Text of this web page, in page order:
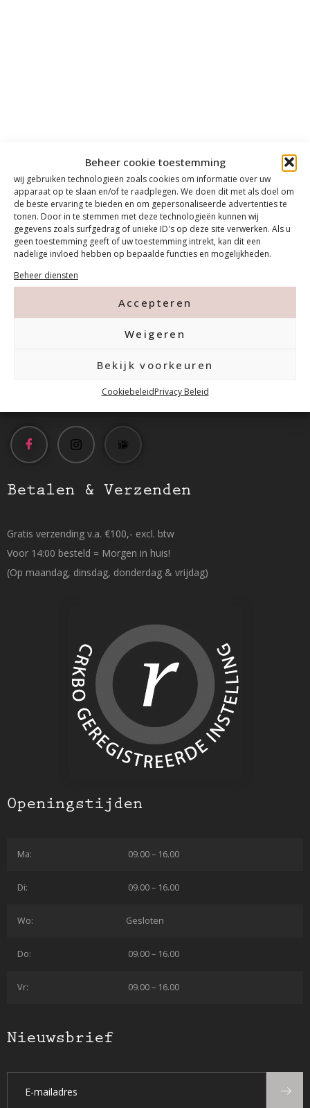
Beheer cookie toestemming
wij gebruiken technologieën zoals cookies om informatie over uw
apparaat op te slaan en/of te raadplegen. We doen dit met als doel om
de beste ervaring te bieden en om gepersonaliseerde advertenties te
tonen. Door in te stemmen met deze technologieën kunnen wij
gegevens zoals surfgedrag of unieke ID's op deze site verwerken. Als u
geen toestemming geeft of uw toestemming intrekt, kan dit een
nadelige invloed hebben op bepaalde functies en mogelijkheden.
Beheer diensten
Accepteren
Weigeren
Bekijk voorkeuren
CookiebeleidPrivacy Beleid
Contact
info@mfacademy.nl
Betalen & Verzenden
Gratis verzending v.a. €100,- excl. btw
Voor 14:00 besteld = Morgen in huis!
(Op maandag, dinsdag, donderdag & vrijdag)
Openingstijden
Ma: 09.00 – 16.00
Di: 09.00 – 16.00
Wo: Gesloten
Do: 09.00 – 16.00
Vr: 09.00 – 16.00
Nieuwsbrief